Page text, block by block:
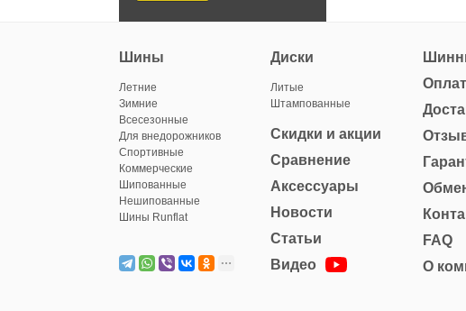
Шины
Летние
Зимние
Всесезонные
Для внедорожников
Спортивные
Коммерческие
Шипованные
Нешипованные
Шины Runflat
Диски
Литые
Штампованные
Скидки и акции
Сравнение
Аксессуары
Новости
Статьи
Видео
FAQ
О